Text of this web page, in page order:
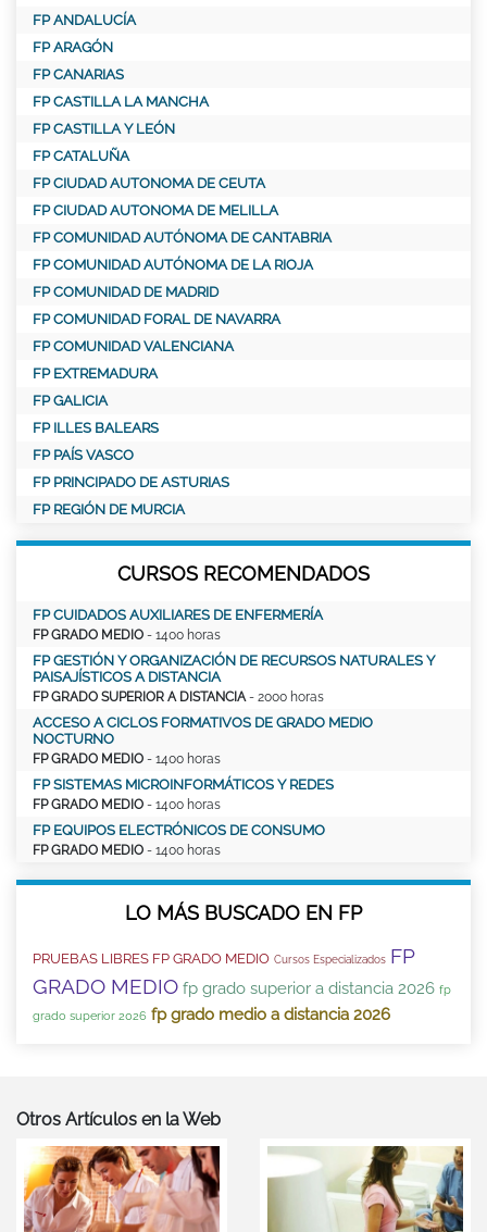
FP ANDALUCÍA
FP ARAGÓN
FP CANARIAS
FP CASTILLA LA MANCHA
FP CASTILLA Y LEÓN
FP CATALUÑA
FP CIUDAD AUTONOMA DE CEUTA
FP CIUDAD AUTONOMA DE MELILLA
FP COMUNIDAD AUTÓNOMA DE CANTABRIA
FP COMUNIDAD AUTÓNOMA DE LA RIOJA
FP COMUNIDAD DE MADRID
FP COMUNIDAD FORAL DE NAVARRA
FP COMUNIDAD VALENCIANA
FP EXTREMADURA
FP GALICIA
FP ILLES BALEARS
FP PAÍS VASCO
FP PRINCIPADO DE ASTURIAS
FP REGIÓN DE MURCIA
CURSOS RECOMENDADOS
FP CUIDADOS AUXILIARES DE ENFERMERÍA
FP GRADO MEDIO - 1400 horas
FP GESTIÓN Y ORGANIZACIÓN DE RECURSOS NATURALES Y
PAISAJÍSTICOS A DISTANCIA
FP GRADO SUPERIOR A DISTANCIA- 2000 horas
ACCESO A CICLOS FORMATIVOS DE GRADO MEDIO
NOCTURNO
FP GRADO MEDIO - 1400 horas
FP SISTEMAS MICROINFORMÁTICOS Y REDES
FP GRADO MEDIO - 1400 horas
FP EQUIPOS ELECTRÓNICOS DE CONSUMO
FP GRADO MEDIO - 1400 horas
LO MÁS BUSCADO EN FP
PRUEBAS LIBRES FP GRADO MEDIO Cursos Especializados FP
GRADO MEDIO fp grado superior a distancia 2026 fp
grado superior 2026 fp grado medio a distancia 2026
Otros Artículos en la Web